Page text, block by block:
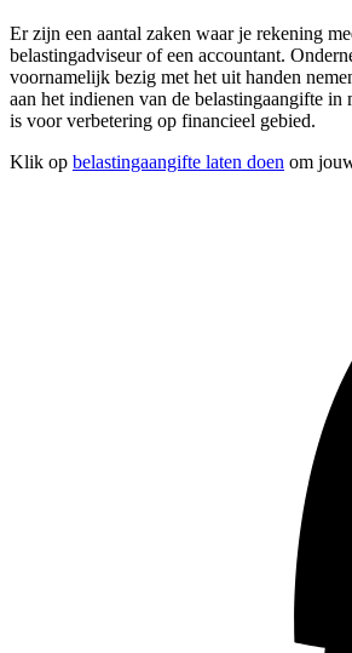
Er zijn een aantal zaken waar je rekening
belastingadviseur of een accountant.
voornamelijk bezig met het uit handen
aan het indienen van de belastingaangifte
is voor verbetering op financieel gebied.
Klik op belastingaangifte laten doen om